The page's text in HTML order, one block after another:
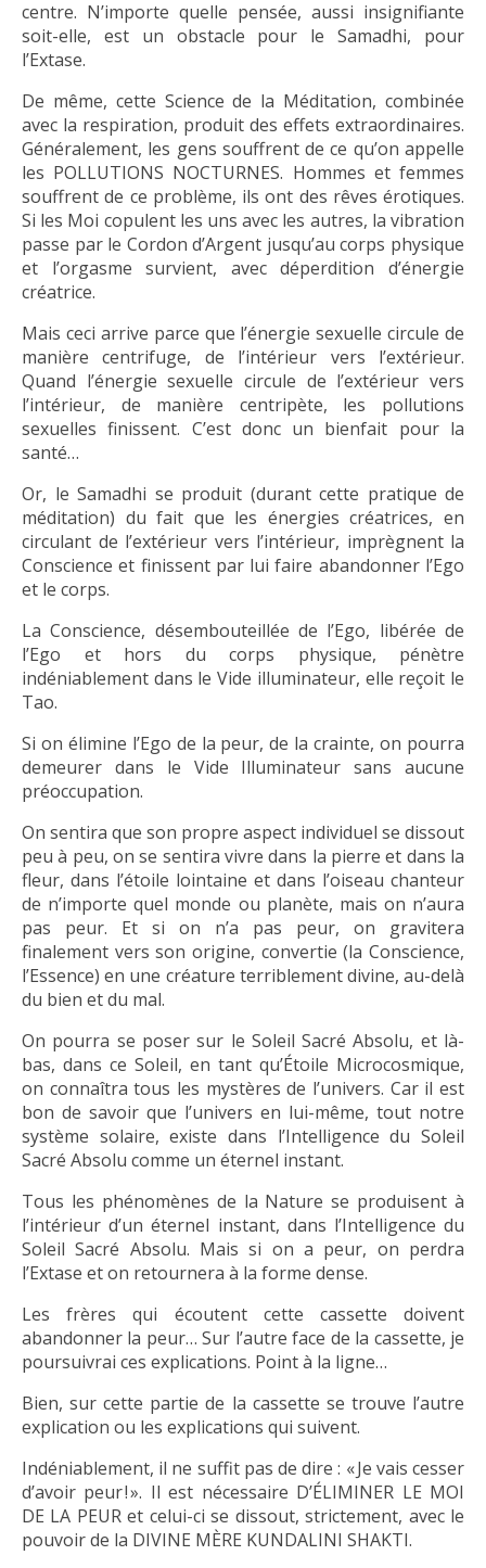
centre. N’importe quelle pensée, aussi insignifiante
soit-elle, est un obstacle pour le Samadhi, pour
l’Extase.
De même, cette Science de la Méditation, combinée
avec la respiration, produit des effets extraordinaires.
Généralement, les gens souffrent de ce qu’on appelle
les POLLUTIONS NOCTURNES. Hommes et femmes
souffrent de ce problème, ils ont des rêves érotiques.
Si les Moi copulent les uns avec les autres, la vibration
passe par le Cordon d’Argent jusqu’au corps physique
et l’orgasme survient, avec déperdition d’énergie
créatrice.
Mais ceci arrive parce que l’énergie sexuelle circule de
manière centrifuge, de l’intérieur vers l’extérieur.
Quand l’énergie sexuelle circule de l’extérieur vers
l’intérieur, de manière centripète, les pollutions
sexuelles finissent. C’est donc un bienfait pour la
santé…
Or, le Samadhi se produit (durant cette pratique de
méditation) du fait que les énergies créatrices, en
circulant de l’extérieur vers l’intérieur, imprègnent la
Conscience et finissent par lui faire abandonner l’Ego
et le corps.
La Conscience, désembouteillée de l’Ego, libérée de
l’Ego et hors du corps physique, pénètre
indéniablement dans le Vide illuminateur, elle reçoit le
Tao.
Si on élimine l’Ego de la peur, de la crainte, on pourra
demeurer dans le Vide Illuminateur sans aucune
préoccupation.
On sentira que son propre aspect individuel se dissout
peu à peu, on se sentira vivre dans la pierre et dans la
fleur, dans l’étoile lointaine et dans l’oiseau chanteur
de n’importe quel monde ou planète, mais on n’aura
pas peur. Et si on n’a pas peur, on gravitera
finalement vers son origine, convertie (la Conscience,
l’Essence) en une créature terriblement divine, au-delà
du bien et du mal.
On pourra se poser sur le Soleil Sacré Absolu, et là-
bas, dans ce Soleil, en tant qu’Étoile Microcosmique,
on connaîtra tous les mystères de l’univers. Car il est
bon de savoir que l’univers en lui-même, tout notre
système solaire, existe dans l’Intelligence du Soleil
Sacré Absolu comme un éternel instant.
Tous les phénomènes de la Nature se produisent à
l’intérieur d’un éternel instant, dans l’Intelligence du
Soleil Sacré Absolu. Mais si on a peur, on perdra
l’Extase et on retournera à la forme dense.
Les frères qui écoutent cette cassette doivent
abandonner la peur… Sur l’autre face de la cassette, je
poursuivrai ces explications. Point à la ligne…
Bien, sur cette partie de la cassette se trouve l’autre
explication ou les explications qui suivent.
Indéniablement, il ne suffit pas de dire : « Je vais cesser
d’avoir peur ! ». Il est nécessaire D’ÉLIMINER LE MOI
DE LA PEUR et celui-ci se dissout, strictement, avec le
pouvoir de la DIVINE MÈRE KUNDALINI SHAKTI.